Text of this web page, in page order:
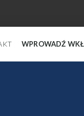
WPROWADŹ